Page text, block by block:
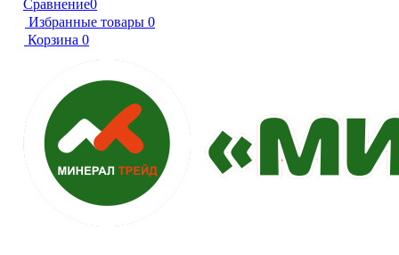
Сравнение0
Избранные товары 0
Корзина 0